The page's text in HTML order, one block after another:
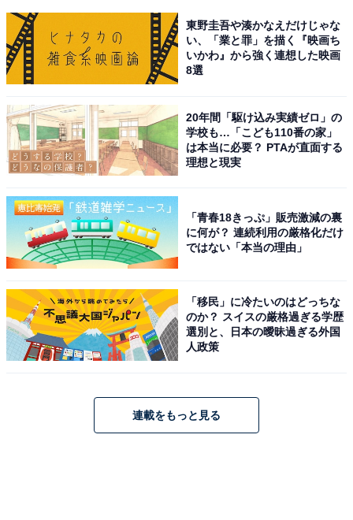
東野圭吾や湊かなえだけじゃな
い、「業と罪」を描く『映画ち
いかわ』から強く連想した映画
8選
20年間「駆け込み実績ゼロ」の
学校も…「こども110番の家」
は本当に必要？ PTAが直面する
理想と現実
「青春18きっぷ」販売激減の裏
に何が？ 連続利用の厳格化だけ
ではない「本当の理由」
「移民」に冷たいのはどっちな
のか？ スイスの厳格過ぎる学歴
選別と、日本の曖昧過ぎる外国
人政策
連載をもっと見る